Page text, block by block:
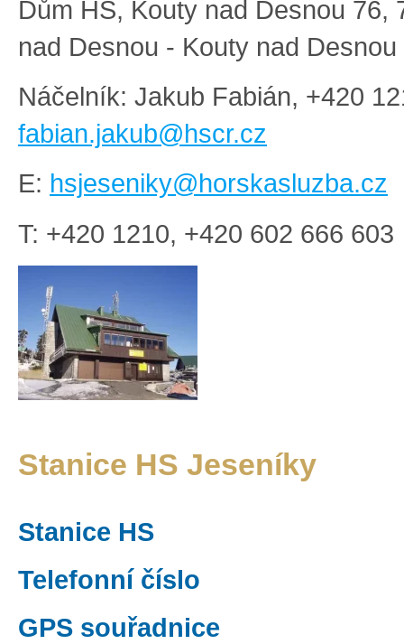
Dům HS, Kouty nad Desnou 76,
nad Desnou - Kouty nad Desnou
Náčelník: Jakub Fabián, +420
fabian.jakub@hscr.cz
E: hsjeseniky@horskasluzba.cz
T: +420 1210, +420 602 666 603
Stanice HS Jeseníky
Stanice HS
Telefonní číslo
GPS souřadnice